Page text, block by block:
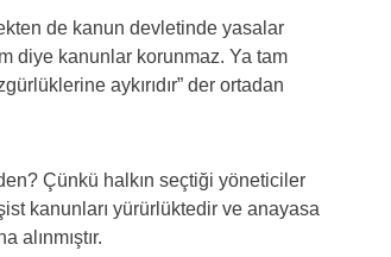
de kanun devletinde yasalar
diye kanunlar korunmaz. Ya tam
aykırıdır” der ortadan
Çünkü halkın seçtiği yöneticiler
kanunları yürürlüktedir ve anayasa
alınmıştır.